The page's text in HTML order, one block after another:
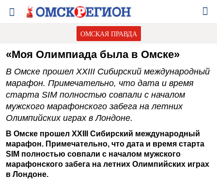
ОМСКАЯ ПРАВДА
«Моя Олимпиада была в Омске»
В Омске прошел XXIII Сибирский международный
марафон. Примечательно, что дата и время
старта SIM полностью совпали с началом
мужского марафонского забега на летних
Олимпийских играх в Лондоне.
В Омске прошел XXIII Сибирский международный
марафон. Примечательно, что дата и время старта
SIM полностью совпали с началом мужского
марафонского забега на летних Олимпийских играх
в Лондоне.